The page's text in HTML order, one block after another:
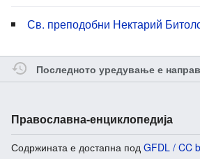
Св. преподобни Нектарий
Последното уредување е направено
Православна-енциклопедија
Содржината е достапна под GFDL / CC